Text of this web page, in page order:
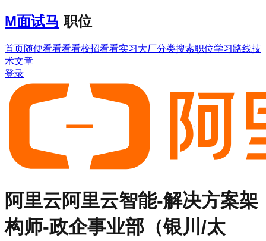
M面试马 职位
首页随便看看看看校招看看实习大厂分类搜索职位学习路线技
术文章
登录
阿里云阿里云智能-解决方案架
构师-政企事业部（银川/太